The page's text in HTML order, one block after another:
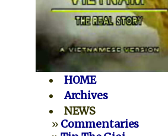
HOME
Archives
NEWS
» Commentaries